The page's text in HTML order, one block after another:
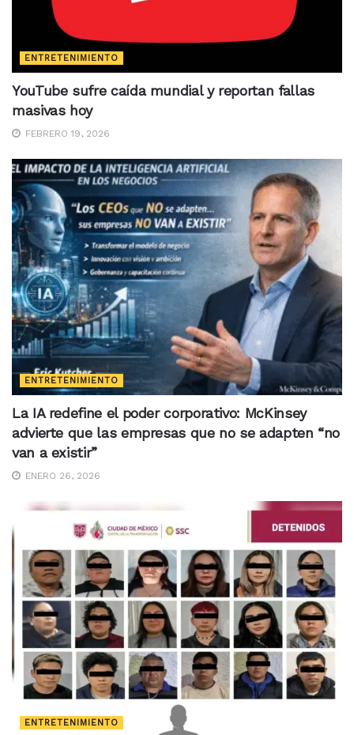
ENTRETENIMIENTO
YouTube sufre caída mundial y reportan fallas
masivas hoy
FEBRERO 19, 2026
ENTRETENIMIENTO
La IA redefine el poder corporativo: McKinsey
advierte que las empresas que no se adapten “no
van a existir”
ENERO 26, 2026
ENTRETENIMIENTO